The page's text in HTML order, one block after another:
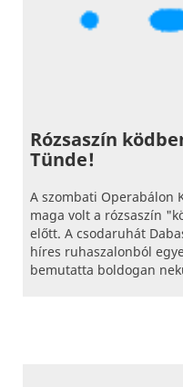
Rózsaszín
Tünde!
A szombati Operabálon
maga volt a rózsaszín
előtt. A csodaruhát
híres ruhaszalonból
bemutatta boldogan